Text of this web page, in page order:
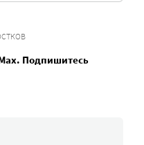
Подпишитесь